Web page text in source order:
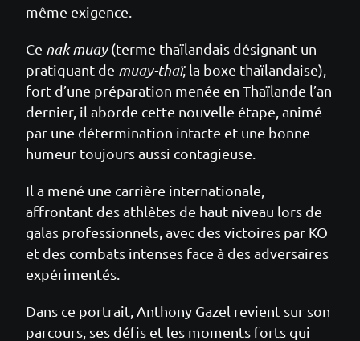
même exigence.
Ce nak muay(terme thaïlandais désignant un
pratiquant de muay-thaï, la boxe thaïlandaise),
fort d’une préparation menée en Thaïlande l’an
dernier, il aborde cette nouvelle étape, animé
par une détermination intacte et une bonne
humeur toujours aussi contagieuse.
Il a mené une carrière internationale,
affrontant des athlètes de haut niveau lors de
galas professionnels, avec des victoires par KO
et des combats intenses face à des adversaires
expérimentés.
Dans ce portrait, Anthony Gazel revient sur son
parcours, ses défis et les moments forts qui